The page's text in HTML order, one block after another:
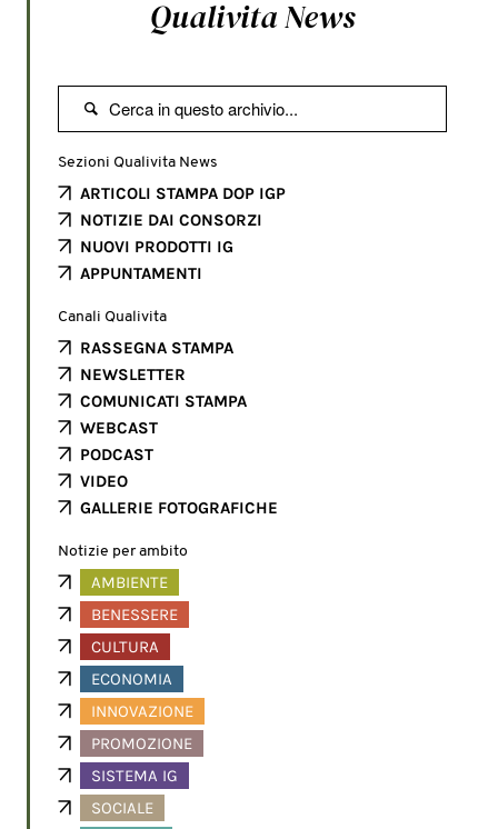
Qualivita News

Sezioni Qualivita News
ARTICOLI STAMPA DOP IGP
NOTIZIE DAI CONSORZI
NUOVI PRODOTTI IG
APPUNTAMENTI
Canali Qualivita
RASSEGNA STAMPA
NEWSLETTER
COMUNICATI STAMPA
WEBCAST
PODCAST
VIDEO
GALLERIE FOTOGRAFICHE
Notizie per ambito
AMBIENTE
BENESSERE
CULTURA
ECONOMIA
INNOVAZIONE
PROMOZIONE
SISTEMA IG
SOCIALE